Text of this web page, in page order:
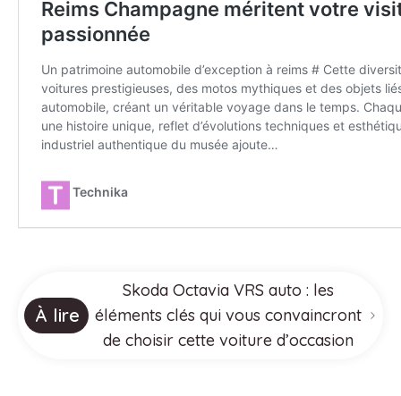
À lire
Skoda Octavia VRS auto : les
éléments clés qui vous convaincront
de choisir cette voiture d’occasion